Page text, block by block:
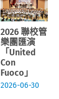
2026 聯校管
樂團匯演
「United
Con
Fuoco」
2026-06-30